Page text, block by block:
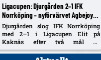
Ligacupen: Djurgården 2–1 IFK
Norrköping – nyförvärvet Agbejoye
tvåmålsskytt på Kaknäs
Djurgården slog IFK Norrköping
med 2–1 i Ligacupen Elit på
Kaknäs efter två mål av
nyförvärvet Angelo Agbejoye i
andra halvlek. IFK:s 19-åring